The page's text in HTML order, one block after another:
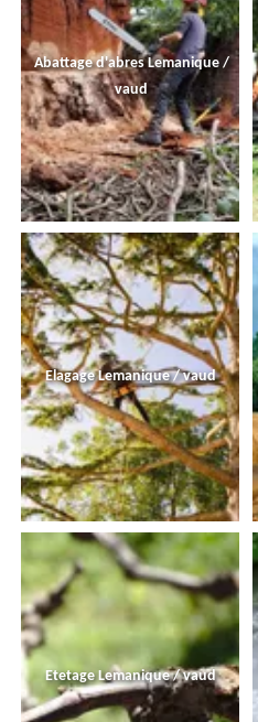
Abattage d'abres Lemanique /
vaud
Elagage Lemanique / vaud
Etetage Lemanique / vaud